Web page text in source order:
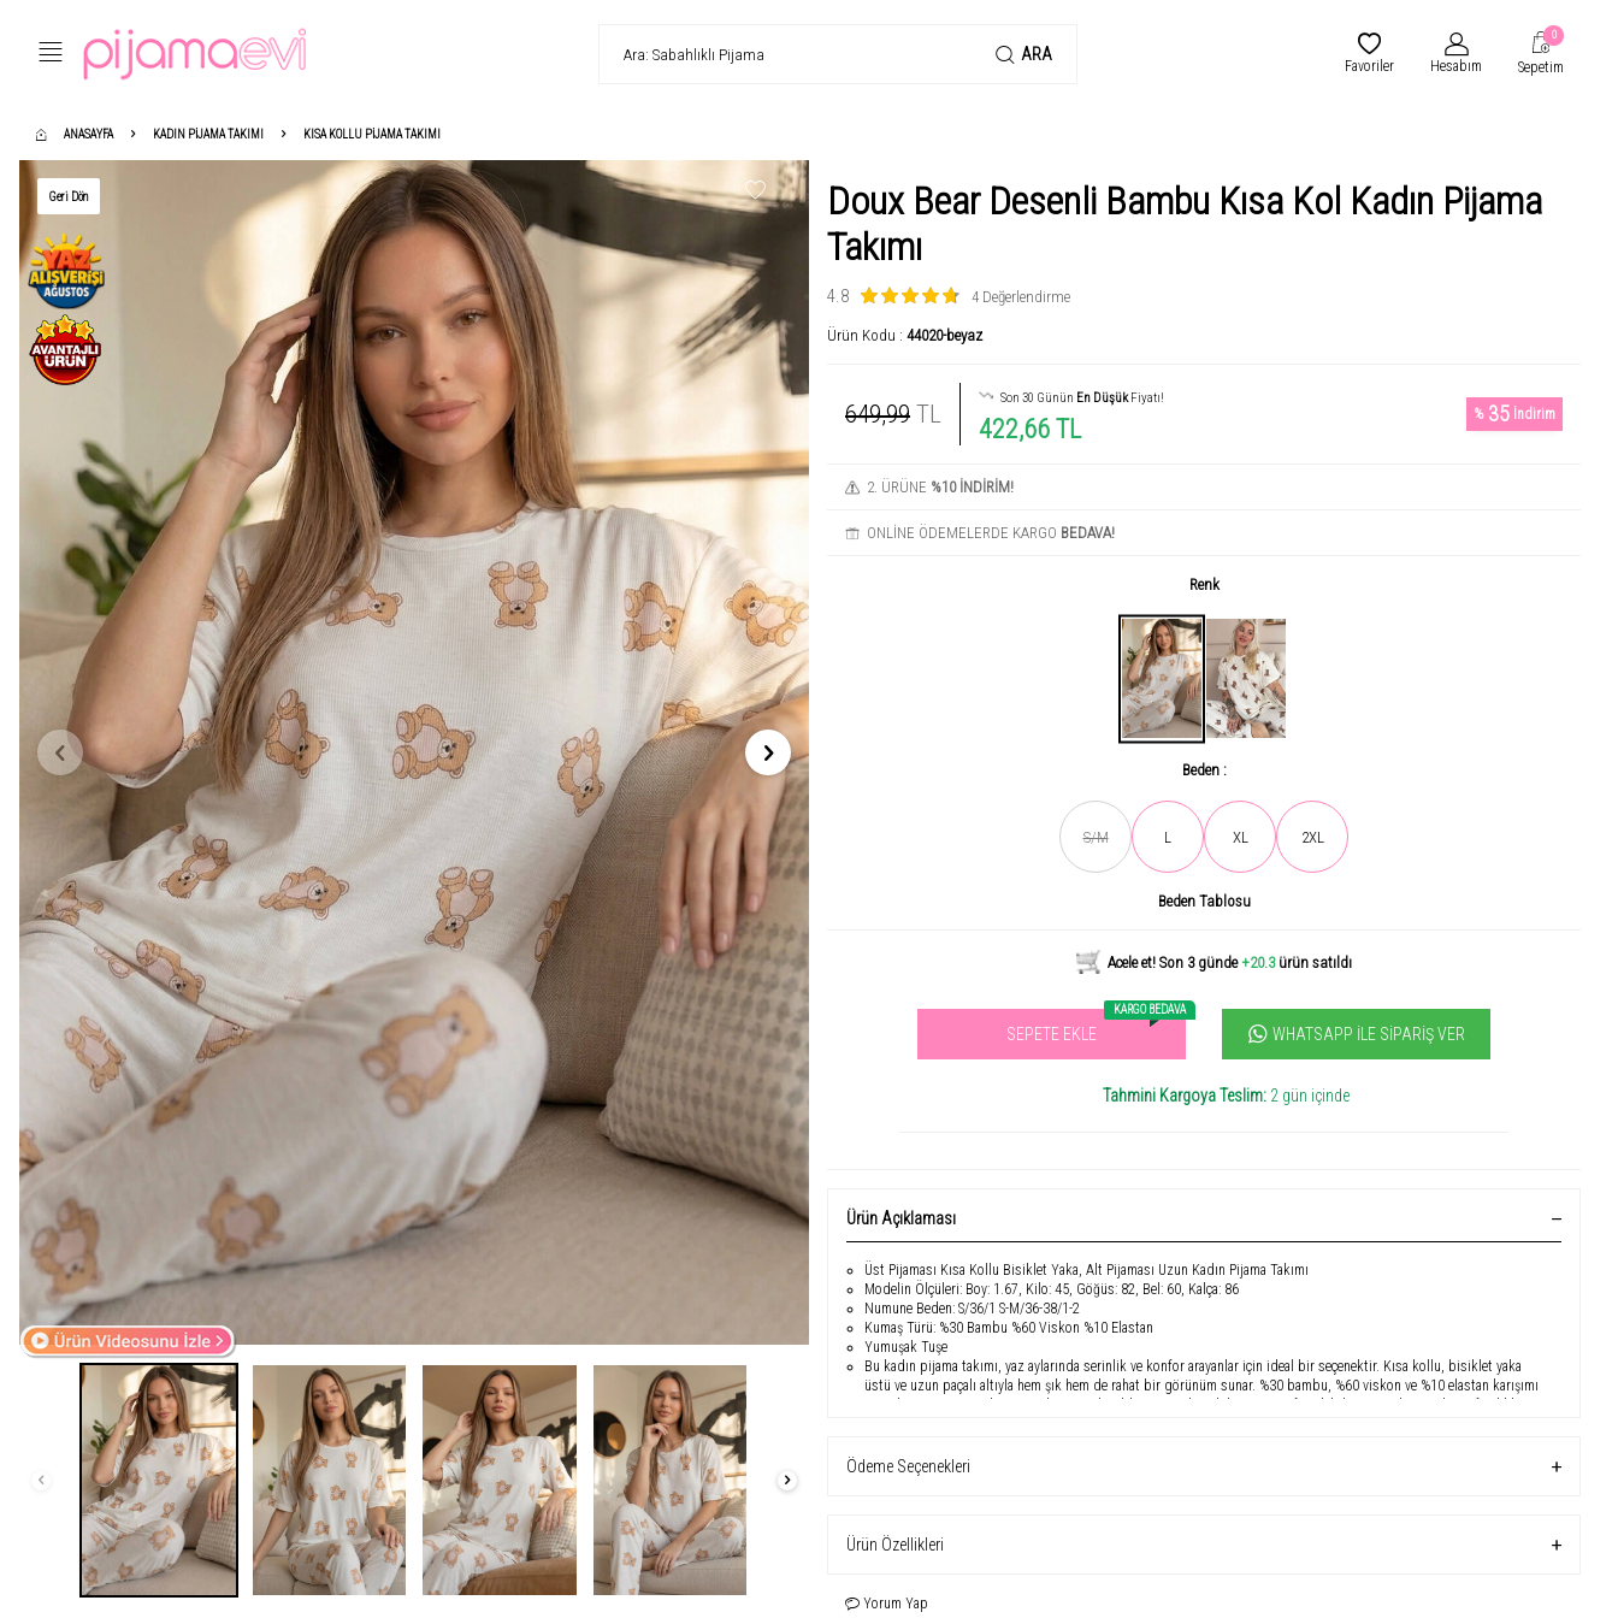
ARA
Favoriler Hesabım
0
Sepetim
ANASAYFA KADIN PIJAMA TAKIMI KISA KOLLU PIJAMA TAKIMI
Geri Dön
Doux Bear Desenli Bambu Kısa Kol Kadın Pijama
Takımı
4.8 4 Değerlendirme
Ürün Kodu : 44020-beyaz
649,99 TL
Son 30 Günün En DüşükFiyatı!
422,66 TL %35 İndirim
2. ÜRÜNE %10 İNDİRİM!
ONLİNE ÖDEMELERDE KARGO BEDAVA!
Renk
Beden :
S/M L XL 2XL
Beden Tablosu
Son gün içerisinde659 kişi tarafından incelendi!
Acele et! Son 3 günde+20.3 ürün satıldı
Sevilen ürün! 11.3B kişi favoriledi!+1203ürün satıldı
SEPETE EKLE
KARGO BEDAVA
WHATSAPP İLE SIPARIŞ VER
Tahmini Kargoya Teslim: 2 gün içinde
Ürün Açıklaması
Üst Pijaması Kısa Kollu Bisiklet Yaka, Alt Pijaması Uzun Kadın Pijama Takımı
Modelin Ölçüleri: Boy: 1.67, Kilo: 45, Göğüs: 82, Bel: 60, Kalça: 86
Numune Beden: S/36/1 S-M/36-38/1-2
Kumaş Türü: %30 Bambu %60 Viskon %10 Elastan
Yumuşak Tuşe
Bu kadın pijama takımı, yaz aylarında serinlik ve konfor arayanlar için ideal bir seçenektir. Kısa kollu, bisiklet yaka
üstü ve uzun paçalı altıyla hem şık hem de rahat bir görünüm sunar. %30 bambu, %60 viskon ve %10 elastan karışımı
Üst: Kısa kollu, bisiklet yaka tasarım
Kalıp: Regular fit
Ödeme Seçenekleri
Ürün Özellikleri
Yorum Yap